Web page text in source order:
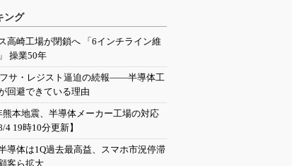
ング
高崎工場が閉鎖へ 「6インチライン維
操業50年
サ・レジスト逼迫の続報――半導体工
回避できている理由
熊本地震、半導体メーカー工場の対応
4 19時10分更新】
導体は1Q過去最高益、スマホ市況停滞
客ら拡大